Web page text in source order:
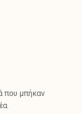
που μπήκαν